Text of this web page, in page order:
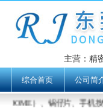
主营：精
综合首页 公司简
DOME）、锅仔片、手机按